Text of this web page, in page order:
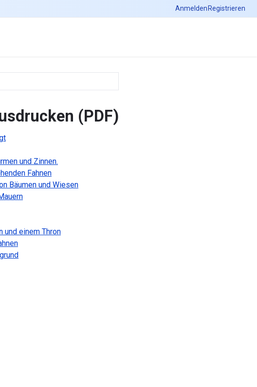
AnmeldenRegistrieren
(PDF)